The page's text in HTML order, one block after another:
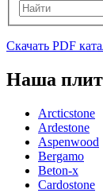
Скачать PDF
Наша
Arcticstone
Ardestone
Aspenwood
Bergamo
Beton-x
Cardostone